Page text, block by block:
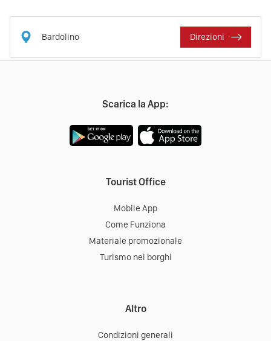
Bardolino Direzioni
Scarica la App:
Tourist Office
Mobile App
Come Funziona
Materiale promozionale
Turismo nei borghi
Altro
Condizioni generali